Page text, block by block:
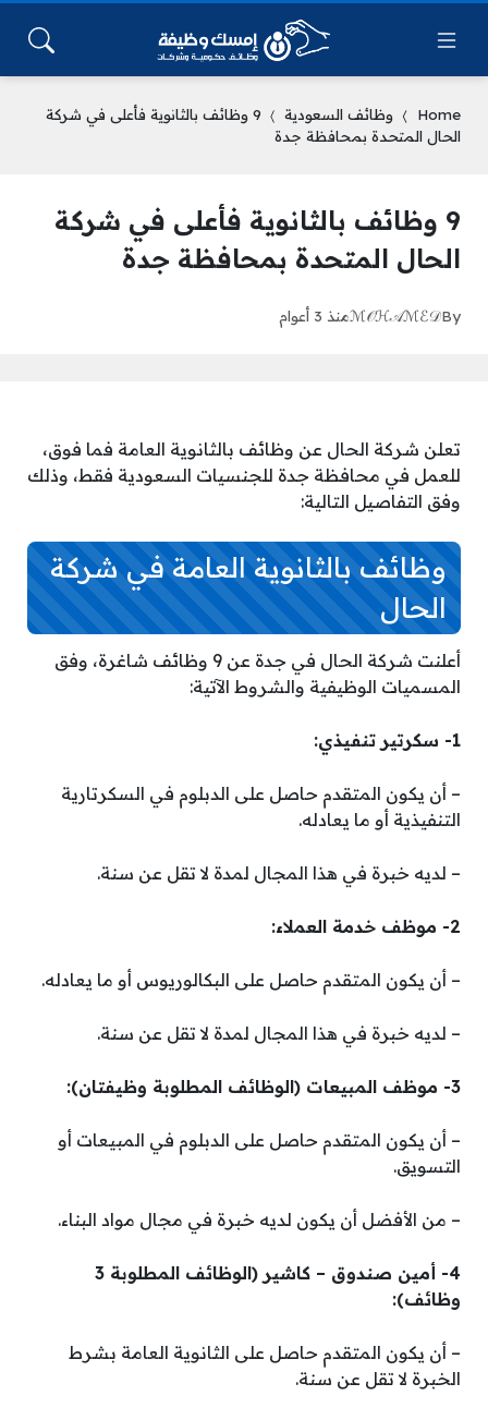
Home وظائف السعودية
9 وظائف بالثانوية فأعلى في شركة
الحال المتحدة بمحافظة جدة
9 وظائف بالثانوية فأعلى في شركة
الحال المتحدة بمحافظة جدة
By
ℳ𝒪ℋ𝒜ℳℰ𝒟منذ 3 أعوام
تعلن شركة الحال عن وظائف بالثانوية العامة فما فوق،
للعمل في محافظة جدة للجنسيات السعودية فقط، وذلك
وفق التفاصيل التالية:
وظائف بالثانوية العامة في شركة
الحال
أعلنت شركة الحال في جدة عن 9 وظائف شاغرة، وفق
المسميات الوظيفية والشروط الآتية:
1- سكرتير تنفيذي:
– أن يكون المتقدم حاصل على الدبلوم في السكرتارية
التنفيذية أو ما يعادله.
– لديه خبرة في هذا المجال لمدة لا تقل عن سنة.
2- موظف خدمة العملاء:
– أن يكون المتقدم حاصل على البكالوريوس أو ما يعادله.
– لديه خبرة في هذا المجال لمدة لا تقل عن سنة.
3- موظف المبيعات (الوظائف المطلوبة وظيفتان):
– أن يكون المتقدم حاصل على الدبلوم في المبيعات أو
التسويق.
– من الأفضل أن يكون لديه خبرة في مجال مواد البناء.
4- أمين صندوق – كاشير (الوظائف المطلوبة 3
وظائف):
– أن يكون المتقدم حاصل على الثانوية العامة بشرط
الخبرة لا تقل عن سنة.